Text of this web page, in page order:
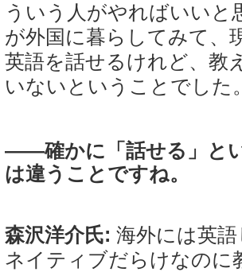
ういう人がやればいいと
が外国に暮らしてみて、
英語を話せるけれど、教
いないということでした
――確かに「話せる」と
は違うことですね。
森沢洋介氏: 海外には英
ネイティブだらけなのに